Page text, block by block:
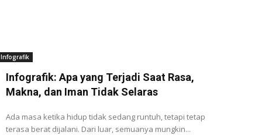
Infografik
Infografik: Apa yang Terjadi Saat Rasa,
Makna, dan Iman Tidak Selaras
Ada masa ketika hidup tidak sedang runtuh, tetapi tetap
terasa berat dijalani. Dari luar, semuanya mungkin...